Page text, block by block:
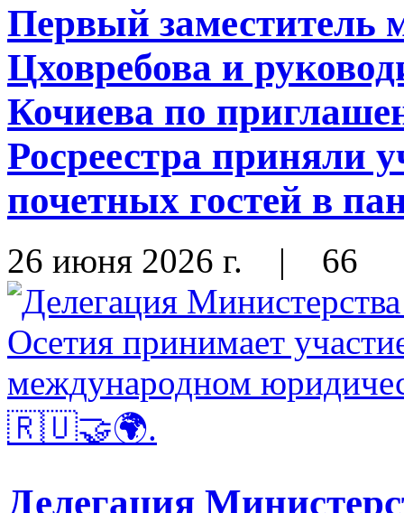
Первый заместитель
Цховребова и
Кочиева по
Росреестра приняли
почетных гостей в
26 июня 2026 г. | 66
Делегация